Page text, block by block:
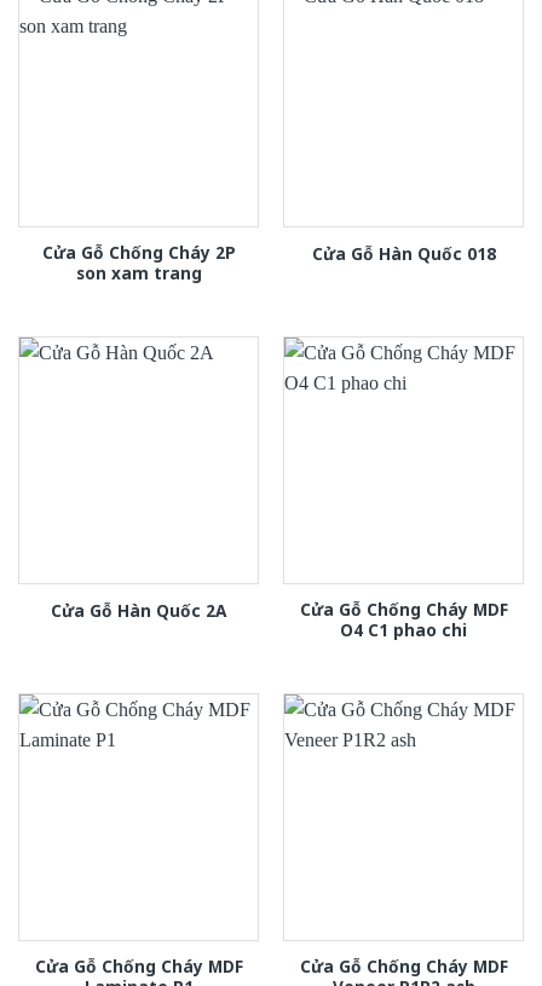
Cửa Gỗ Chống Cháy 2P
son xam trang
Cửa Gỗ Hàn Quốc 018
Cửa Gỗ Hàn Quốc 2A
Cửa Gỗ Chống Cháy MDF
O4 C1 phao chi
Cửa Gỗ Chống Cháy MDF
Cửa Gỗ Chống Cháy MDF